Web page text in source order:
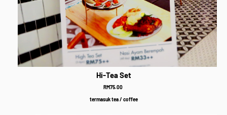
Hi-Tea Set
RM75.00
termasuk tea / coffee